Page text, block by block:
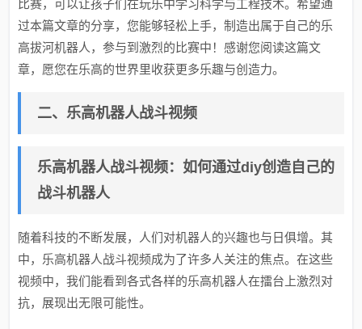
比赛，可以让孩子们在玩乐中学习科学与工程技术。希望通
过本篇文章的分享，您能够轻松上手，制造出属于自己的乐
高拔河机器人，参与到激烈的比赛中！感谢您阅读这篇文
章，愿您在乐高的世界里收获更多乐趣与创造力。
二、乐高机器人战斗视频
乐高机器人战斗视频：如何通过diy创造自己的
战斗机器人
随着科技的不断发展，人们对机器人的兴趣也与日俱增。其
中，乐高机器人战斗视频成为了许多人关注的焦点。在这些
视频中，我们能看到各式各样的乐高机器人在擂台上激烈对
抗，展现出无限可能性。